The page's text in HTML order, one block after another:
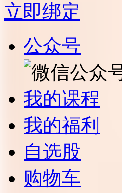
立即绑定
公众号
我的课程
我的福利
自选股
购物车